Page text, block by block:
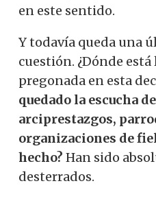
en este sentido.
Y todavía queda una
cuestión. ¿Dónde
pregonada en esta
quedado la escucha
arciprestazgos,
organizaciones de
hecho? Han sido
desterrados.